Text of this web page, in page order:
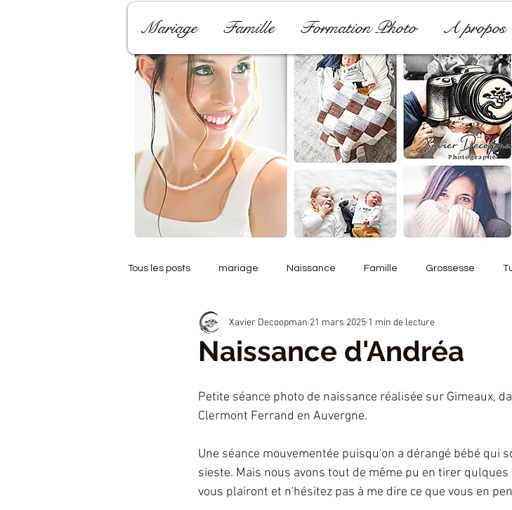
Mariage Famille Formation Photo A propos
Tous les posts mariage Naissance Famille Grossesse
Partenaires
Naissance d'Andréa
Xavier Decoopman 21 mars 2025 1 min de lecture
Petite séance photo de naissance réalisée sur Gimeaux,
Clermont Ferrand en Auvergne.
Une séance mouvementée puisqu'on a dérangé bébé qui
sieste. Mais nous avons tout de même pu en tirer
vous plairont et n'hésitez pas à me dire ce que vous en